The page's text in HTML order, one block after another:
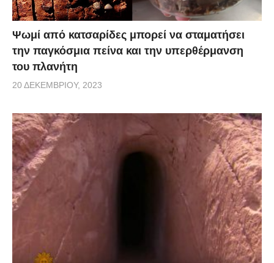
Ψωμί από κατσαρίδες μπορεί να σταματήσει
την παγκόσμια πείνα και την υπερθέρμανση
του πλανήτη
20 ΔΕΚΕΜΒΡΊΟΥ, 2023